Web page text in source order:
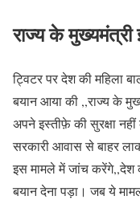
राज्य के
ट्विटर पर देश की महिला
बयान आया की ,,राज्य के
अपने इस्तीफ़े की सुरक्षा
सरकारी आवास से बाहर
इस मामले में जांच करेंगे,,देश
बयान देना पड़ा। जब ये